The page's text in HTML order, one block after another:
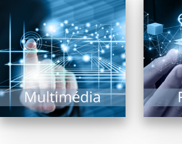
contenus multimédia,
affichage dynamique
intérieur ou extérieur,
bornes interactives,
vidéo projection,
écrans...
EN SAVOIR PLUS